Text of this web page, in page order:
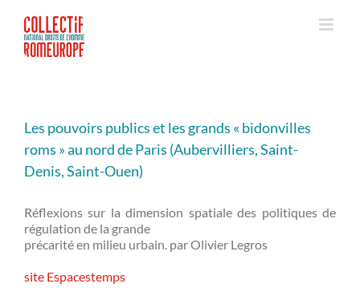
contenu
Les pouvoirs publics et les grands « bidonvilles
roms » au nord de Paris (Aubervilliers, Saint-
Denis, Saint-Ouen)
Réflexions sur la dimension spatiale des politiques de
régulation de la grande
précarité en milieu urbain. par Olivier Legros
site Espacestemps